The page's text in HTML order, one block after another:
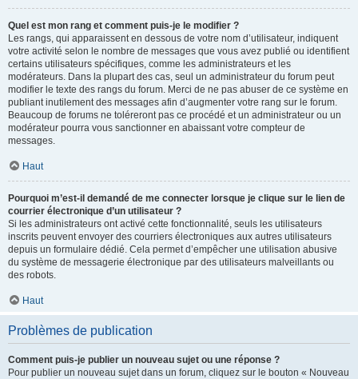
Quel est mon rang et comment puis-je le modifier ?
Les rangs, qui apparaissent en dessous de votre nom d’utilisateur, indiquent
votre activité selon le nombre de messages que vous avez publié ou identifient
certains utilisateurs spécifiques, comme les administrateurs et les
modérateurs. Dans la plupart des cas, seul un administrateur du forum peut
modifier le texte des rangs du forum. Merci de ne pas abuser de ce système en
publiant inutilement des messages afin d’augmenter votre rang sur le forum.
Beaucoup de forums ne toléreront pas ce procédé et un administrateur ou un
modérateur pourra vous sanctionner en abaissant votre compteur de
messages.
Haut
Pourquoi m’est-il demandé de me connecter lorsque je clique sur le lien de
courrier électronique d’un utilisateur ?
Si les administrateurs ont activé cette fonctionnalité, seuls les utilisateurs
inscrits peuvent envoyer des courriers électroniques aux autres utilisateurs
depuis un formulaire dédié. Cela permet d’empêcher une utilisation abusive
du système de messagerie électronique par des utilisateurs malveillants ou
des robots.
Haut
Problèmes de publication
Comment puis-je publier un nouveau sujet ou une réponse ?
Pour publier un nouveau sujet dans un forum, cliquez sur le bouton « Nouveau